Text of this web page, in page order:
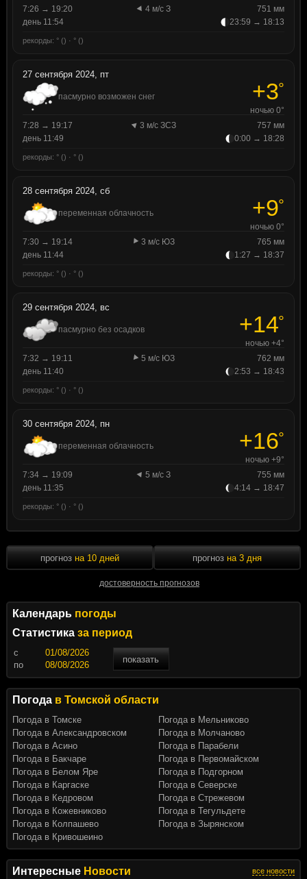
Интересные Новости все новости
7:26 → 19:20
4 м/с З
751 мм
день 11:54
23:59 → 18:13
рекорды: ° () · ° ()
27 сентября 2024, пт
пасмурно возможен снег +3°
ночью 0°
7:28 → 19:17
3 м/с ЗСЗ
757 мм
день 11:49
0:00 → 18:28
рекорды: ° () · ° ()
28 сентября 2024, сб
переменная облачность +9°
ночью 0°
7:30 → 19:14
3 м/с ЮЗ
765 мм
день 11:44
1:27 → 18:37
рекорды: ° () · ° ()
29 сентября 2024, вс
пасмурно без осадков +14°
ночью +4°
7:32 → 19:11
5 м/с ЮЗ
762 мм
день 11:40
2:53 → 18:43
рекорды: ° () · ° ()
30 сентября 2024, пн
переменная облачность +16°
ночью +9°
7:34 → 19:09
5 м/с З
755 мм
день 11:35
4:14 → 18:47
рекорды: ° () · ° ()
прогноз на 10 дней
достоверность прогнозов
прогноз на 3 дня
Календарь погоды
Статистика за период
c
показать
по
Погода в Томской области
Погода в Томске
Погода в Александровском
Погода в Асино
Погода в Бакчаре
Погода в Белом Яре
Погода в Каргаске
Погода в Кедровом
Погода в Кожевниково
Погода в Колпашево
Погода в Кривошеино
Погода в Мельниково
Погода в Молчаново
Погода в Парабели
Погода в Первомайском
Погода в Подгорном
Погода в Северске
Погода в Стрежевом
Погода в Тегульдете
Погода в Зырянском